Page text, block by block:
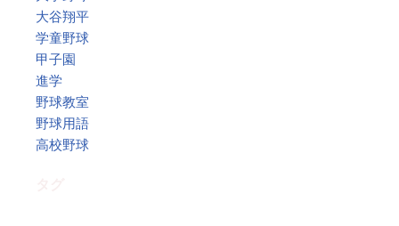
大谷翔平
学童野球
甲子園
進学
野球教室
野球用語
高校野球